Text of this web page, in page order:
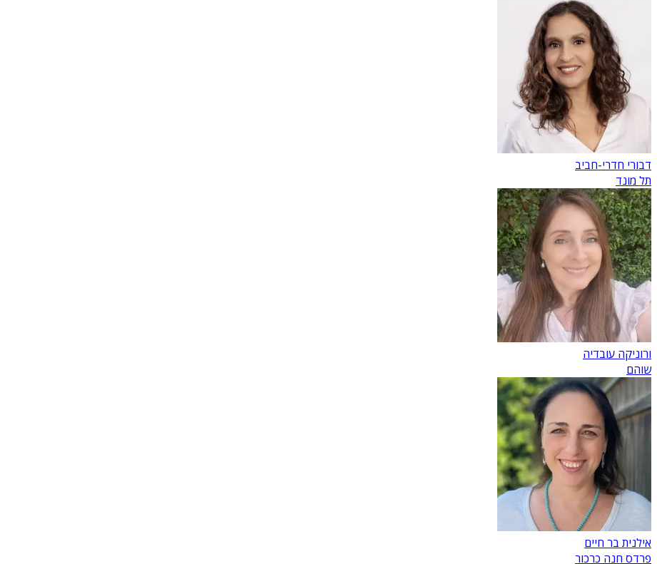
דבורי חדרי-חביב
תל מונד
ורוניקה עובדיה
שוהם
אילנית בר חיים
פרדס חנה כרכור